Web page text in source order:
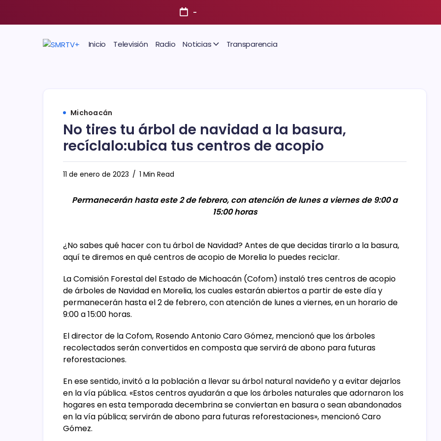
-
Inicio Televisión Radio Noticias Transparencia
Michoacán
No tires tu árbol de navidad a la basura,
recíclalo:ubica tus centros de acopio
11 de enero de 2023 1 Min Read
Permanecerán hasta este 2 de febrero, con atención de lunes a viernes de 9:00 a
15:00 horas
¿No sabes qué hacer con tu árbol de Navidad? Antes de que decidas tirarlo a la basura,
aquí te diremos en qué centros de acopio de Morelia lo puedes reciclar.
La Comisión Forestal del Estado de Michoacán (Cofom) instaló tres centros de acopio
de árboles de Navidad en Morelia, los cuales estarán abiertos a partir de este día y
permanecerán hasta el 2 de febrero, con atención de lunes a viernes, en un horario de
9:00 a 15:00 horas.
El director de la Cofom, Rosendo Antonio Caro Gómez, mencionó que los árboles
recolectados serán convertidos en composta que servirá de abono para futuras
reforestaciones.
En ese sentido, invitó a la población a llevar su árbol natural navideño y a evitar dejarlos
en la vía pública. «Estos centros ayudarán a que los árboles naturales que adornaron los
hogares en esta temporada decembrina se conviertan en basura o sean abandonados
en la vía pública; servirán de abono para futuras reforestaciones», mencionó Caro
Gómez.